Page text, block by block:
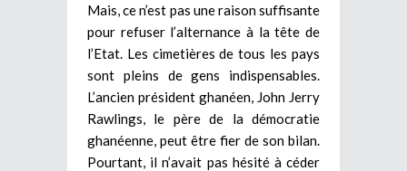
Mais, ce n’est pas une raison suffisante
pour refuser l’alternance à la tête de
l’Etat. Les cimetières de tous les pays
sont pleins de gens indispensables.
L’ancien président ghanéen, John Jerry
Rawlings, le père de la démocratie
ghanéenne, peut être fier de son bilan.
Pourtant, il n’avait pas hésité à céder